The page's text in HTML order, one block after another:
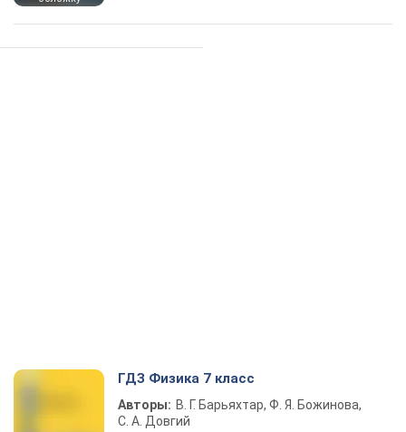
ГДЗ Физика 7 класс
Авторы: В. Г. Барьяхтар, Ф. Я. Божинова,
С. А. Довгий